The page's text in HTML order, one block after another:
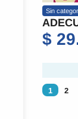
Sin
$
1 2